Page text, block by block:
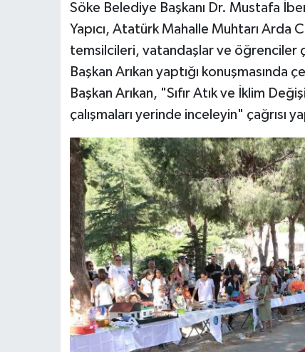
Söke Belediye Başkanı Dr. Mustafa
Yapıcı, Atatürk Mahalle Muhtarı Arda
temsilcileri, vatandaşlar ve öğrenciler
Başkan Arıkan yaptığı konuşmasında
Başkan Arıkan, "Sıfır Atık ve İklim
çalışmaları yerinde inceleyin" çağrısı